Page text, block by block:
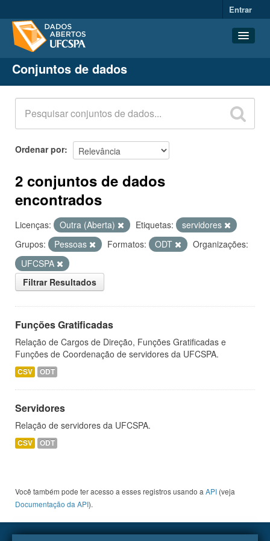
Entrar
Conjuntos de dados
Organizações
Grupos
Sobre
Conjuntos de dados
Ordenar por
2 conjuntos de dados
encontrados
Licenças: Outra (Aberta) Etiquetas:
servidores
Grupos:
Pessoas Formatos: ODT
Organizações:
UFCSPA
Filtrar Resultados
Funções Gratificadas
Relação de Cargos de Direção, Funções Gratificadas e
Funções de Coordenação de servidores da UFCSPA.
CSV ODT
Servidores
Relação de servidores da UFCSPA.
CSV ODT
Você também pode ter acesso a esses registros usando a API (veja
Documentação da API).